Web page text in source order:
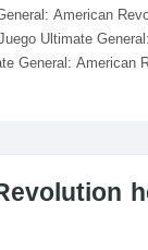
American
Ultimate
General: American